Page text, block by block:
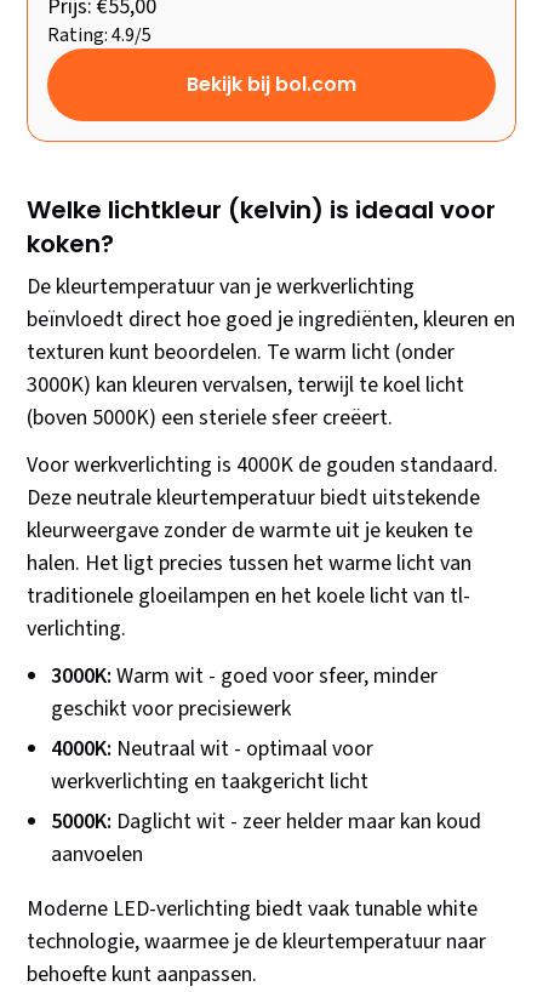
Prijs: €55,00
Rating: 4.9/5
Bekijk bij bol.com
Welke lichtkleur (kelvin) is ideaal voor
koken?
De kleurtemperatuur van je werkverlichting
beïnvloedt direct hoe goed je ingrediënten, kleuren en
texturen kunt beoordelen. Te warm licht (onder
3000K) kan kleuren vervalsen, terwijl te koel licht
(boven 5000K) een steriele sfeer creëert.
Voor werkverlichting is 4000K de gouden standaard.
Deze neutrale kleurtemperatuur biedt uitstekende
kleurweergave zonder de warmte uit je keuken te
halen. Het ligt precies tussen het warme licht van
traditionele gloeilampen en het koele licht van tl-
verlichting.
3000K: Warm wit - goed voor sfeer, minder
geschikt voor precisiewerk
4000K: Neutraal wit - optimaal voor
werkverlichting en taakgericht licht
5000K: Daglicht wit - zeer helder maar kan koud
aanvoelen
Moderne LED-verlichting biedt vaak tunable white
technologie, waarmee je de kleurtemperatuur naar
behoefte kunt aanpassen.